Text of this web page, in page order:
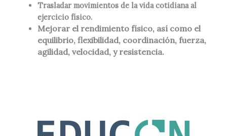
Trasladar movimientos de la vida cotidiana al
ejercicio físico.
Mejorar el rendimiento físico, así como el
equilibrio, flexibilidad, coordinación, fuerza,
agilidad, velocidad, y resistencia.